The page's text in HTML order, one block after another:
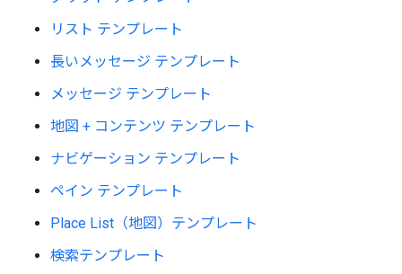
リスト テンプレート
長いメッセージ テンプレート
メッセージ テンプレート
地図 + コンテンツ テンプレート
ナビゲーション テンプレート
ペイン テンプレート
Place List（地図）テンプレート
検索テンプレート